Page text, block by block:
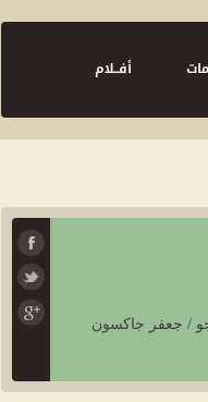
أفــلام
/ جعفر جاكسون